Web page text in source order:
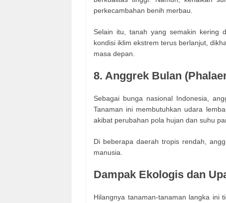
perkecambahan benih merbau.
Selain itu, tanah yang semakin kering
kondisi iklim ekstrem terus berlanjut,
masa depan.
8. Anggrek Bulan
Sebagai bunga nasional Indonesia,
Tanaman ini membutuhkan udara
akibat perubahan pola hujan dan suhu
Di beberapa daerah tropis rendah,
manusia.
Dampak Ekologis dan
Hilangnya tanaman-tanaman langka ini